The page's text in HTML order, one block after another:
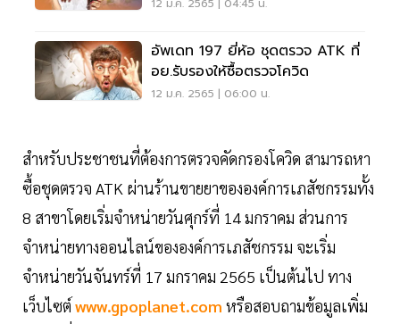
12 ม.ค. 2565 | 04:45 น.
อัพเดท 197 ยี่ห้อ ชุดตรวจ ATK ที่
อย.รับรองให้ซื้อตรวจโควิด
12 ม.ค. 2565 | 06:00 น.
สำหรับประชาชนที่ต้องการตรวจคัดกรองโควิด สามารถหา
ซื้อชุดตรวจ ATK ผ่านร้านขายยาขององค์การเภสัชกรรมทั้ง
8 สาขาโดยเริ่มจำหน่ายวันศุกร์ที่ 14 มกราคม ส่วนการ
จำหน่ายทางออนไลน์ขององค์การเภสัชกรรม จะเริ่ม
จำหน่ายวันจันทร์ที่ 17 มกราคม 2565 เป็นต้นไป ทาง
เว็บไซต์ www.gpoplanet.com หรือสอบถามข้อมูลเพิ่ม